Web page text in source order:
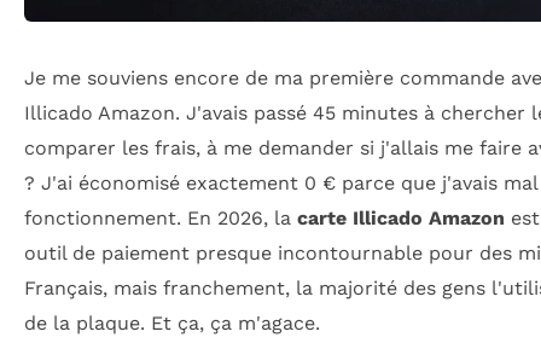
Je me souviens encore de ma première commande
Illicado Amazon. J'avais passé 45 minutes à chercher
comparer les frais, à me demander si j'allais me faire
? J'ai économisé exactement 0 € parce que j'avais
fonctionnement. En 2026, la carte Illicado Amazon
outil de paiement presque incontournable pour des
Français, mais franchement, la majorité des gens
de la plaque. Et ça, ça m'agace.